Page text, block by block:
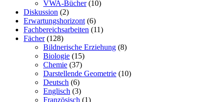
VWA-Bücher(10)
Diskussion (2)
Erwartungshorizont (6)
Fachbereichsarbeiten (11)
Fächer(128)
Bildnerische Erziehung (8)
Biologie (15)
Chemie (37)
Darstellende Geometrie (10)
Deutsch (6)
Englisch (3)
Französisch (1)